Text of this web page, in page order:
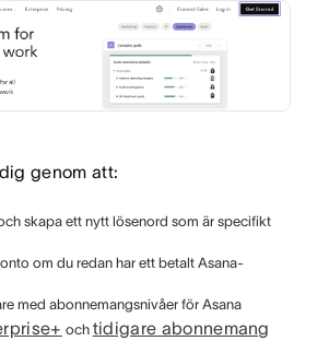
genom att:
skapa ett nytt lösenord som är specifikt
om du redan har ett betalt Asana-
med abonnemangsnivåer för Asana
och tidigare abonnemang